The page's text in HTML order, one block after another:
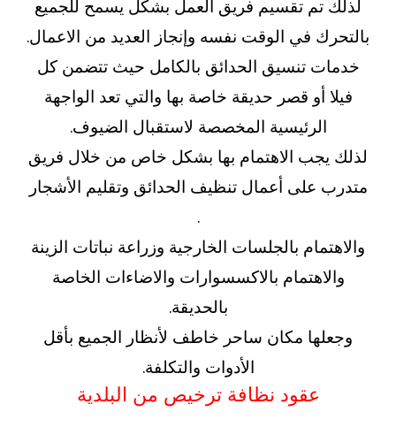
لذلك تم تقسيم فريق العمل بشكل يسمح للجميع
بالتحرك في الوقت نفسه وإنجاز العديد من الاعمال.
خدمات تنسيق الحدائق بالكامل حيث تتضمن كل
فيلا أو قصر حديقة خاصة بها والتي تعد الواجهة
الرئيسية المخصصة لاستقبال الضيوف.
لذلك يجب الاهتمام بها بشكل خاص من خلال فريق
متدرب على أعمال تنظيف الحدائق وتقليم الأشجار
.
والاهتمام بالجلسات الخارجية وزراعة نباتات الزينة
والاهتمام بالاكسسوارات والاضاءات الخاصة
بالحديقة.
وجعلها مكان ساحر خاطف لأنظار الجميع بأقل
الأدوات والتكلفة.
عقود نظافة ترخيص من البلدية